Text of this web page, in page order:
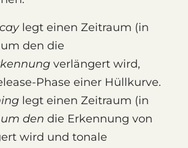
legt einen Zeitraum (in
den die
verlängert wird,
Phase einer Hüllkurve.
legt einen Zeitraum (in
um den die Erkennung von
wird und tonale